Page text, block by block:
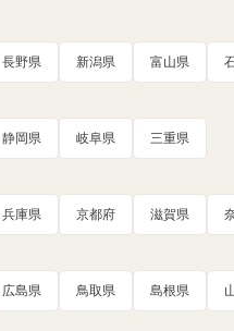
長野県 新潟県 富山県
静岡県 岐阜県 三重県
兵庫県 京都府 滋賀県
広島県 鳥取県 島根県